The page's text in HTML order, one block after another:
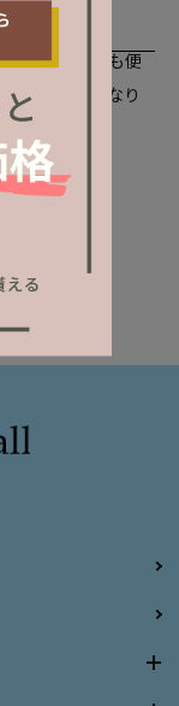
い物時にとても便
物が便利になり